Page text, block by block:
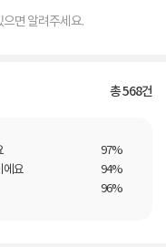
면 알려주세요.
총568건
97%
에요
94%
96%